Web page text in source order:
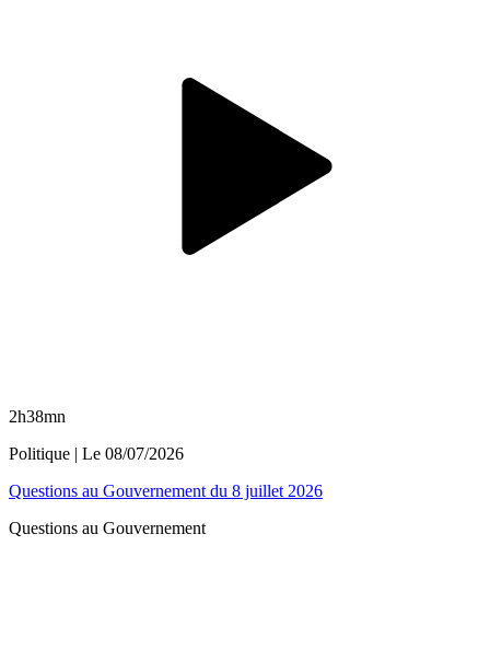
2h38mn
Politique | Le 08/07/2026
Questions au Gouvernement du 8 juillet 2026
Questions au Gouvernement